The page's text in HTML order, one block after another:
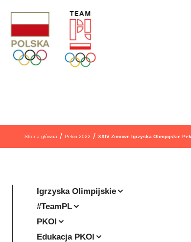
Strona główna / Pekin 2022 / XXIV Zimowe Igrzyska Olimpijskie
Igrzyska Olimpijskie
#TeamPL
PKOl
Edukacja PKOl